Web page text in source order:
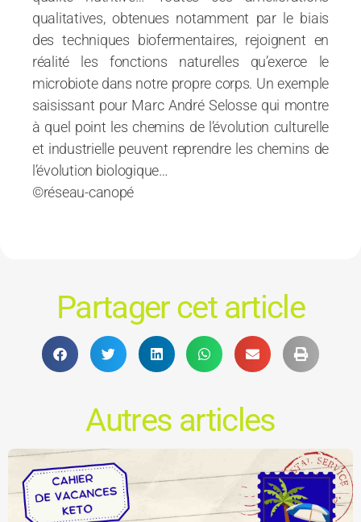
qualitatives, obtenues notamment par le biais
des techniques biofermentaires, rejoignent en
réalité les fonctions naturelles qu’exerce le
microbiote dans notre propre corps. Un exemple
saisissant pour Marc André Selosse qui montre
à quel point les chemins de l’évolution culturelle
et industrielle peuvent reprendre les chemins de
l’évolution biologique…
©réseau-canopé
Partager cet article
Autres articles